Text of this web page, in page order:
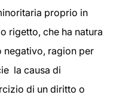
proprio in
rigetto, che ha natura
negativo, ragion per
la causa di
di un diritto o